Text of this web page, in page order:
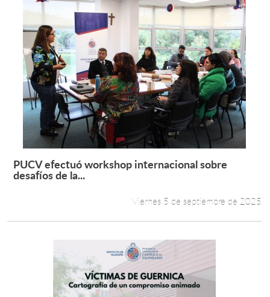
Leer más +
PUCV efectuó workshop internacional sobre
desafíos de la...
Viernes 5 de septiembre de 2025